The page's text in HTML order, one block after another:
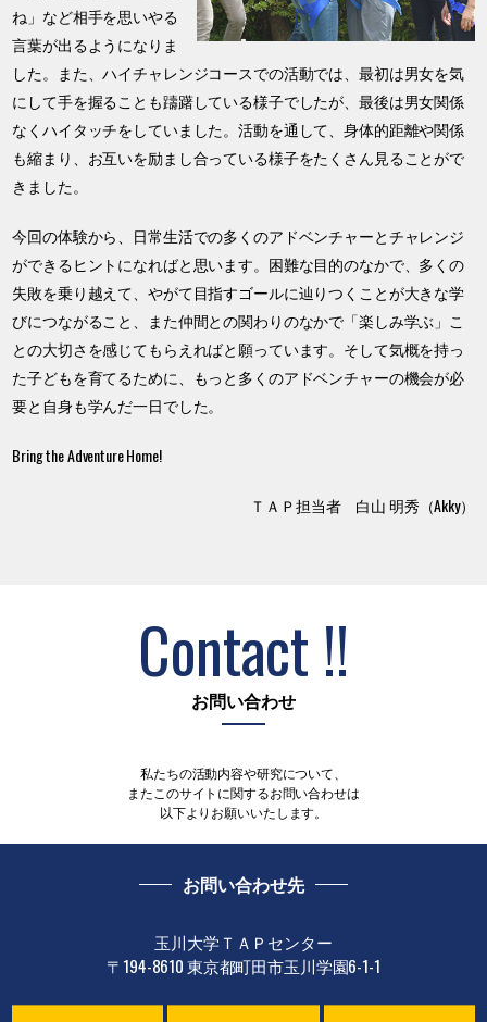
ね」など相手を思いやる
言葉が出るようになりま
した。また、ハイチャレンジコースでの活動では、最初は男女を気
にして手を握ることも躊躇している様子でしたが、最後は男女関係
なくハイタッチをしていました。活動を通して、身体的距離や関係
も縮まり、お互いを励まし合っている様子をたくさん見ることがで
きました。
今回の体験から、日常生活での多くのアドベンチャーとチャレンジ
ができるヒントになればと思います。困難な目的のなかで、多くの
失敗を乗り越えて、やがて目指すゴールに辿りつくことが大きな学
びにつながること、また仲間との関わりのなかで「楽しみ学ぶ」こ
との大切さを感じてもらえればと願っています。そして気概を持っ
た子どもを育てるために、もっと多くのアドベンチャーの機会が必
要と自身も学んだ一日でした。
Bring the Adventure Home!
ＴＡＰ担当者 白山 明秀（Akky）
Contact !!
お問い合わせ
私たちの活動内容や研究について、
またこのサイトに関するお問い合わせは
以下よりお願いいたします。
お問い合わせ先
玉川大学ＴＡＰセンター
〒194-8610 東京都町田市玉川学園6-1-1